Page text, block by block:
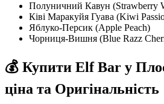
Полуничний Кавун (Strawberry
Ківі Маракуйя Гуава (Kiwi
Яблуко-Персик (Apple Peach)
Чорниця-Вишня (Blue Razz
💰 Купити Elf Bar у
ціна та Оригінальність